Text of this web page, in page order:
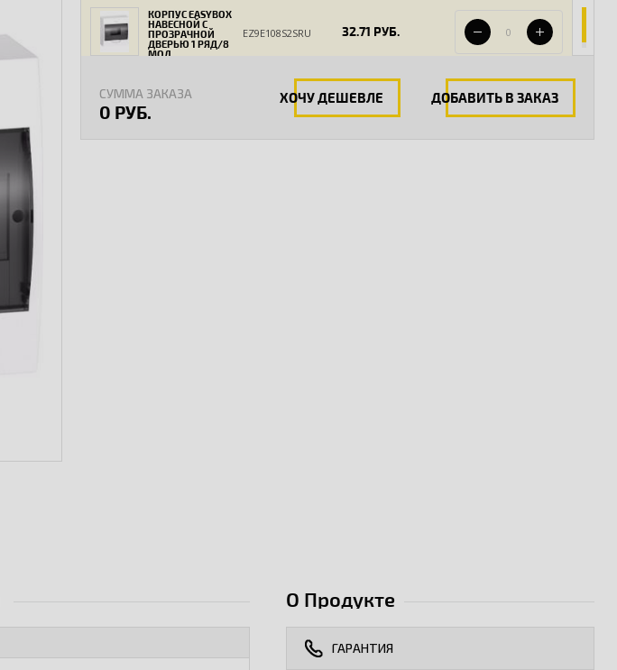
КОРПУС EASYBOX
НАВЕСНОЙ С
ПРОЗРАЧНОЙ
ДВЕРЬЮ 1 РЯД/8
МОД
EZ9E108S2SRU 32.71 РУБ.
СУММА ЗАКАЗА
0 РУБ.
ХОЧУ ДЕШЕВЛЕ ДОБАВИТЬ В ЗАКАЗ
О Продукте
ГАРАНТИЯ